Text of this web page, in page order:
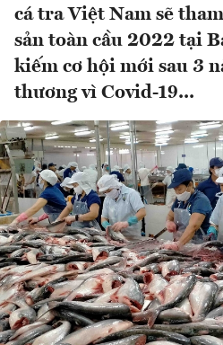
cá tra Việt Nam sẽ
sản toàn cầu 2022 tại
kiếm cơ hội mới sau 3
thương vì Covid-19...